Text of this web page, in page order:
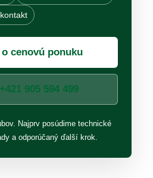
cenovú ponuku
905 594 499
Najprv posúdime technické
a odporúčaný ďalší krok.